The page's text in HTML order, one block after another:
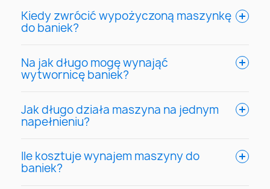
Kiedy zwrócić wypożyczoną maszynkę
do baniek?
Na jak długo mogę wynająć
wytwornicę baniek?
Jak długo działa maszyna na jednym
napełnieniu?
Ile kosztuje wynajem maszyny do
baniek?